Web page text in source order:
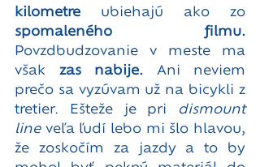
kilometre
spomaleného filmu.
Povzdbudzovanie v meste ma
však zas nabije. Ani neviem
prečo sa vyzúvam už na bicykli z
tretier. Ešteže je pri
dismount
line veľa ľudí lebo mi šlo hlavou,
že zoskočím za jazdy a to by